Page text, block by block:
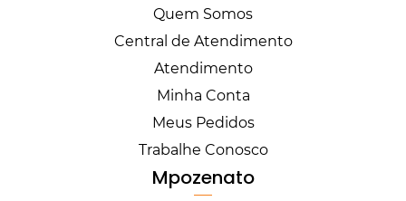
Quem Somos
Central de Atendimento
Atendimento
Minha Conta
Meus Pedidos
Trabalhe Conosco
Mpozenato